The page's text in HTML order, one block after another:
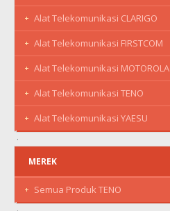
Alat Telekomunikasi CLARIGO
Alat Telekomunikasi FIRSTCOM
Alat Telekomunikasi MOTOROLA
Alat Telekomunikasi TENO
Alat Telekomunikasi YAESU
MEREK
Semua Produk TENO